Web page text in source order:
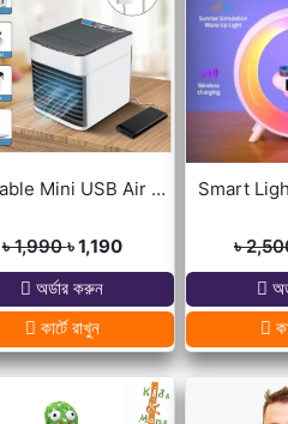
Portable Mini USB Air Cooler with 7 Colors LED lights for Office/Home
৳ 1,990৳ 1,190
অর্ডার করুন
কার্টে রাখুন
৳